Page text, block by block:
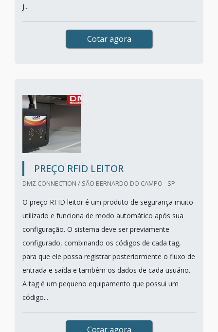
J...
Cotar agora
PREÇO RFID LEITOR
DMZ CONNECTION / SÃO BERNARDO DO CAMPO - SP
O preço RFID leitor é um produto de segurança muito
utilizado e funciona de modo automático após sua
configuração. O sistema deve ser previamente
configurado, combinando os códigos de cada tag,
para que ele possa registrar posteriormente o fluxo de
entrada e saída e também os dados de cada usuário.
A tag é um pequeno equipamento que possui um
código...
Cotar agora